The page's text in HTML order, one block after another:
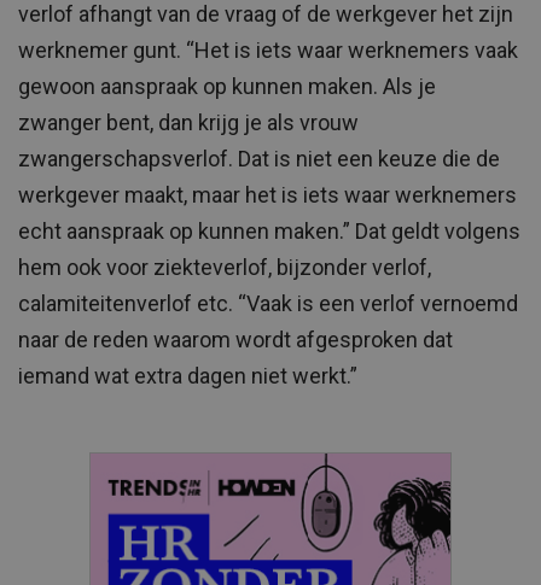
verlof afhangt van de vraag of de werkgever het zijn
werknemer gunt. “Het is iets waar werknemers vaak
gewoon aanspraak op kunnen maken. Als je
zwanger bent, dan krijg je als vrouw
zwangerschapsverlof. Dat is niet een keuze die de
werkgever maakt, maar het is iets waar werknemers
echt aanspraak op kunnen maken.” Dat geldt volgens
hem ook voor ziekteverlof, bijzonder verlof,
calamiteitenverlof etc. “Vaak is een verlof vernoemd
naar de reden waarom wordt afgesproken dat
iemand wat extra dagen niet werkt.”